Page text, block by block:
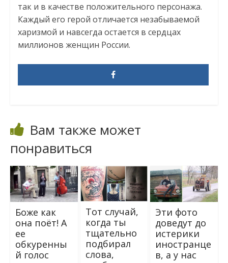
так и в качестве положительного персонажа.
Каждый его герой отличается незабываемой
харизмой и навсегда остается в сердцах
миллионов женщин России.
Вам также может
понравиться
Боже как
она поёт! А
ее
обкуренны
й голос
Тот случай,
когда ты
тщательно
подбирал
слова,
Эти фото
доведут до
истерики
иностранце
в, а у нас